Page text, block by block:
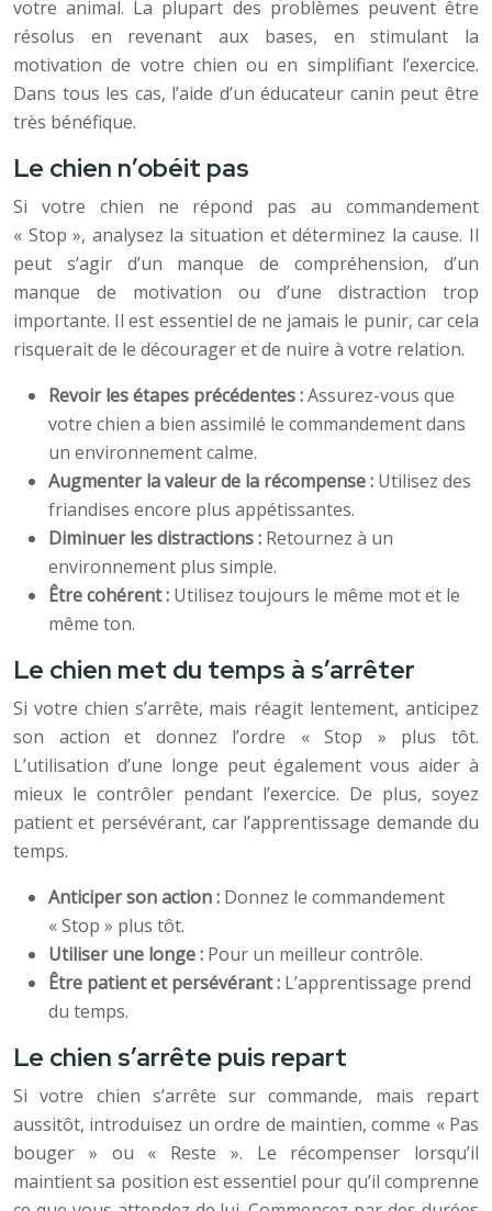
votre animal. La plupart des problèmes peuvent être
résolus en revenant aux bases, en stimulant la
motivation de votre chien ou en simplifiant l’exercice.
Dans tous les cas, l’aide d’un éducateur canin peut être
très bénéfique.
Le chien n’obéit pas
Si votre chien ne répond pas au commandement
« Stop », analysez la situation et déterminez la cause. Il
peut s’agir d’un manque de compréhension, d’un
manque de motivation ou d’une distraction trop
importante. Il est essentiel de ne jamais le punir, car cela
risquerait de le décourager et de nuire à votre relation.
Revoir les étapes précédentes :Assurez-vous que
votre chien a bien assimilé le commandement dans
un environnement calme.
Augmenter la valeur de la récompense : Utilisez des
friandises encore plus appétissantes.
Diminuer les distractions : Retournez à un
environnement plus simple.
Être cohérent : Utilisez toujours le même mot et le
même ton.
Le chien met du temps à s’arrêter
Si votre chien s’arrête, mais réagit lentement, anticipez
son action et donnez l’ordre « Stop » plus tôt.
L’utilisation d’une longe peut également vous aider à
mieux le contrôler pendant l’exercice. De plus, soyez
patient et persévérant, car l’apprentissage demande du
temps.
Anticiper son action : Donnez le commandement
« Stop » plus tôt.
Utiliser une longe : Pour un meilleur contrôle.
Être patient et persévérant : L’apprentissage prend
du temps.
Le chien s’arrête puis repart
Si votre chien s’arrête sur commande, mais repart
aussitôt, introduisez un ordre de maintien, comme « Pas
bouger » ou « Reste ». Le récompenser lorsqu’il
maintient sa position est essentiel pour qu’il comprenne